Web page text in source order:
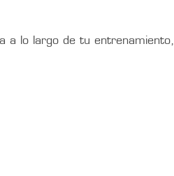
a lo largo de tu entrenamiento,